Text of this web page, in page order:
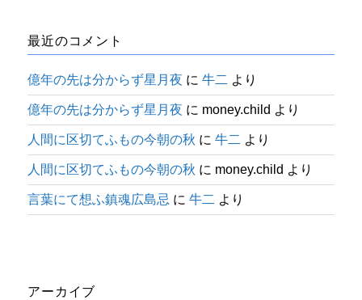
最近のコメント
億年の先は分からず星月夜 に牛二 より
億年の先は分からず星月夜 に money.child より
人間に区切てふもの今朝の秋 に牛二 より
人間に区切てふもの今朝の秋 に money.child より
言葉にて想ふ鎮魂広島忌 に牛二 より
アーカイブ